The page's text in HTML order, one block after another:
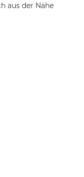
aus der Nähe